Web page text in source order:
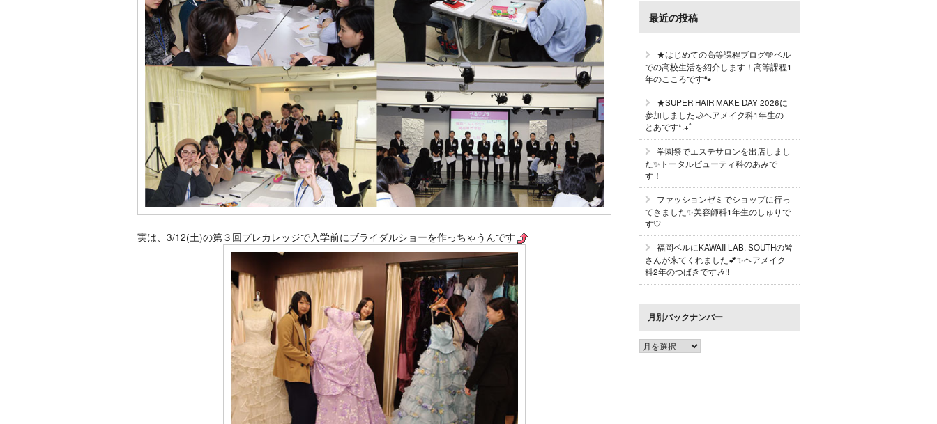
実は、3/12(土)の第３回プレカレッジで入学前にブライダルショーを作っちゃうんです
最近の投稿
★はじめての高等課程ブログ🩵ベル
での高校生活を紹介します！高等課程1
年のこころです🐾
★SUPER HAIR MAKE DAY 2026に
参加しました🌙ヘアメイク科1年生の
とあです*.+ﾟ
学園祭でエステサロンを出店しまし
た✨トータルビューティ科のあみで
す！
ファッションゼミでショップに行っ
てきました✨美容師科1年生のしゅりで
す🤍
福岡ベルにKAWAII LAB. SOUTHの皆
さんが来てくれました💕✨ヘアメイク
科2年のつばきです🎶!!
月別バックナンバー
月
別